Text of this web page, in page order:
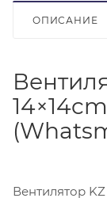
ОПИСАНИЕ
Вентилятор